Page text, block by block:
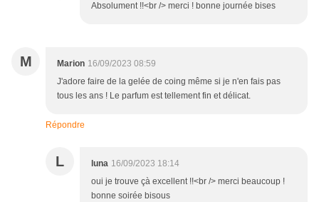
Absolument !!<br /> merci ! bonne journée bises
M Marion 16/09/2023 08:59
J'adore faire de la gelée de coing même si je n'en fais pas
tous les ans ! Le parfum est tellement fin et délicat.
Répondre
L luna 16/09/2023 18:14
oui je trouve çà excellent !!<br /> merci beaucoup !
bonne soirée bisous